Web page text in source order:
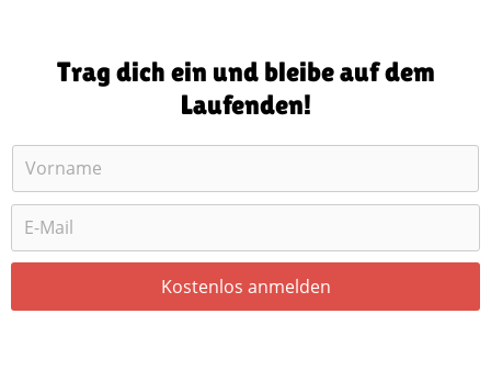
Trag dich ein und bleibe auf dem
Laufenden!